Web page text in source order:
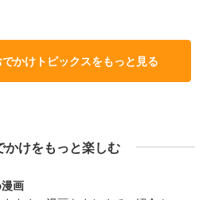
かけトピックスをもっと見る
かけをもっと楽しむ
画